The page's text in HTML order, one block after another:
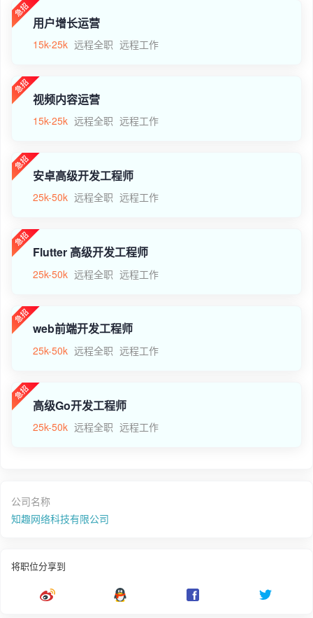
用户增长运营
15k-25k 远程全职 远程工作
视频内容运营
15k-25k 远程全职 远程工作
安卓高级开发工程师
25k-50k 远程全职 远程工作
Flutter 高级开发工程师
25k-50k 远程全职 远程工作
web前端开发工程师
25k-50k 远程全职 远程工作
高级Go开发工程师
25k-50k 远程全职 远程工作
公司名称
知趣网络科技有限公司
将职位分享到